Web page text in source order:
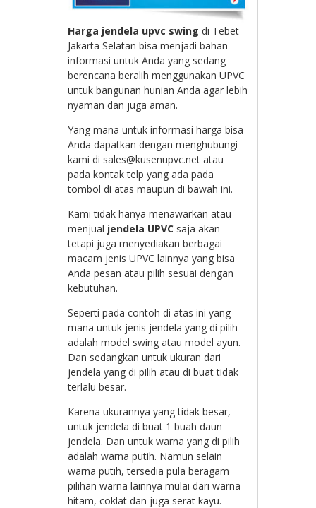
Harga jendela upvc swing di Tebet
Jakarta Selatan bisa menjadi bahan
informasi untuk Anda yang sedang
berencana beralih menggunakan UPVC
untuk bangunan hunian Anda agar lebih
nyaman dan juga aman.
Yang mana untuk informasi harga bisa
Anda dapatkan dengan menghubungi
kami di sales@kusenupvc.net atau
pada kontak telp yang ada pada
tombol di atas maupun di bawah ini.
Kami tidak hanya menawarkan atau
menjual jendela UPVC saja akan
tetapi juga menyediakan berbagai
macam jenis UPVC lainnya yang bisa
Anda pesan atau pilih sesuai dengan
kebutuhan.
Seperti pada contoh di atas ini yang
mana untuk jenis jendela yang di pilih
adalah model swing atau model ayun.
Dan sedangkan untuk ukuran dari
jendela yang di pilih atau di buat tidak
terlalu besar.
Karena ukurannya yang tidak besar,
untuk jendela di buat 1 buah daun
jendela. Dan untuk warna yang di pilih
adalah warna putih. Namun selain
warna putih, tersedia pula beragam
pilihan warna lainnya mulai dari warna
hitam, coklat dan juga serat kayu.